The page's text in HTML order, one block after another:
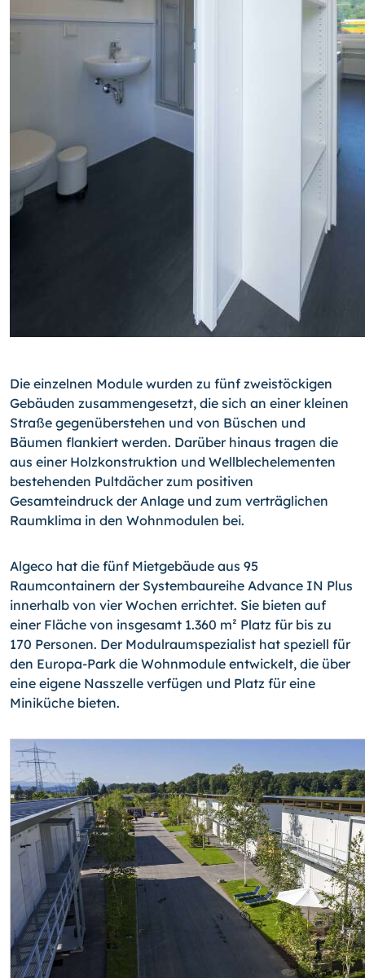
Die einzelnen Module wurden zu fünf zweistöckigen
Gebäuden zusammengesetzt, die sich an einer kleinen
Straße gegenüberstehen und von Büschen und
Bäumen flankiert werden. Darüber hinaus tragen die
aus einer Holzkonstruktion und Wellblechelementen
bestehenden Pultdächer zum positiven
Gesamteindruck der Anlage und zum verträglichen
Raumklima in den Wohnmodulen bei.
Algeco hat die fünf Mietgebäude aus 95
Raumcontainern der Systembaureihe Advance IN Plus
innerhalb von vier Wochen errichtet. Sie bieten auf
einer Fläche von insgesamt 1.360 m² Platz für bis zu
170 Personen. Der Modulraumspezialist hat speziell für
den Europa-Park die Wohnmodule entwickelt, die über
eine eigene Nasszelle verfügen und Platz für eine
Miniküche bieten.